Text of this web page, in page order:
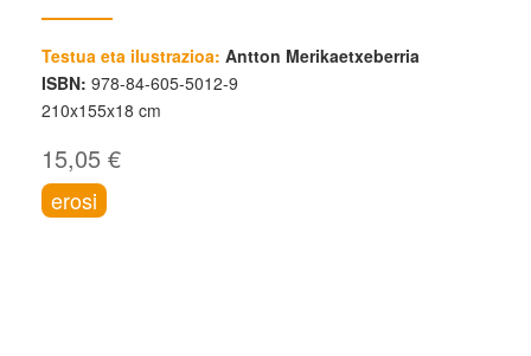
Testua eta ilustrazioa: Antton Merikaetxeberria
ISBN: 978-84-605-5012-9
210x155x18 cm
15,05 €
erosi